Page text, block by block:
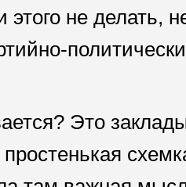
этого не делать,
Это
простенькая